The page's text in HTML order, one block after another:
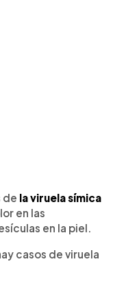
de la viruela símica
en las
en la piel.
casos de viruela